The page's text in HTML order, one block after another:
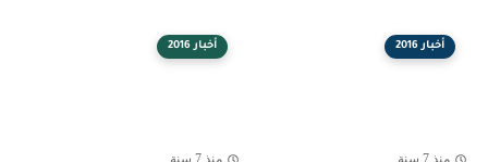
أخبار 2016
منذ 7 سنة
أخبار 2016
منذ 7 سنة